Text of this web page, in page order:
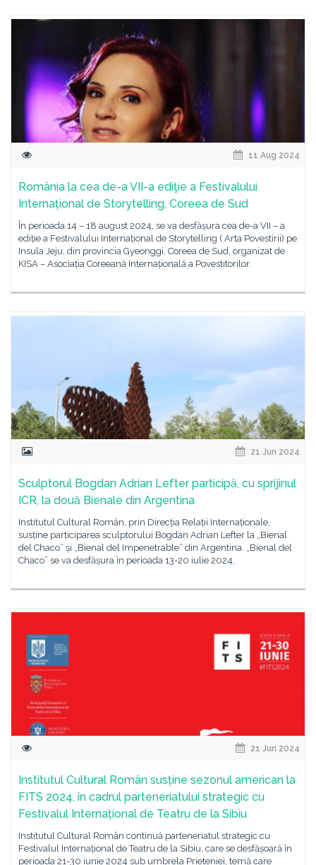
11 Aug 2024
România la cea de-a VII-a ediţie a Festivalului
Internațional de Storytelling, Coreea de Sud
În perioada 14 – 18 august 2024, se va desfășura cea de-a VII – a
ediție a Festivalului Internațional de Storytelling ( Arta Povestirii) pe
Insula Jeju, din provincia Gyeonggi, Coreea de Sud, organizat de
KISA – Asociația Coreeană Internațională a Povestitorilor.
21 Jun 2024
Sculptorul Bogdan Adrian Lefter participă, cu sprijinul
ICR, la două Bienale din Argentina
Institutul Cultural Român, prin Direcția Relații Internaționale,
susține participarea sculptorului Bogdan Adrian Lefter la „Bienal
del Chaco” și „Bienal del Impenetrable” din Argentina. „Bienal del
Chaco” se va desfășura în perioada 13-20 iulie 2024,
21 Jun 2024
Institutul Cultural Român susține sezonul american la
FITS 2024, în cadrul parteneriatului strategic cu
Festivalul Internațional de Teatru de la Sibiu
Institutul Cultural Român continuă parteneriatul strategic cu
Festivalul Internațional de Teatru de la Sibiu, care se desfășoară în
perioada 21-30 iunie 2024 sub umbrela Prieteniei, temă care